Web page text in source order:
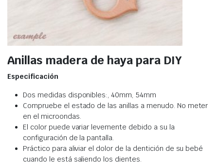
Anillas madera de haya para DIY
Especificación
Dos medidas disponibles:, 40mm, 54mm
Compruebe el estado de las anillas a menudo. No meter
en el microondas.
El color puede variar levemente debido a su la
configuración de la pantalla.
Práctico para aliviar el dolor de la dentición de su bebé
cuando le está saliendo los dientes.